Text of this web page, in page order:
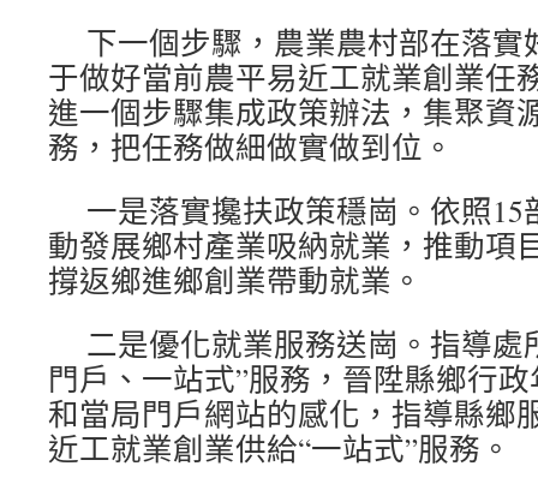
下一個步驟，農業農村部在落實
于做好當前農平易近工就業創業任
進一個步驟集成政策辦法，集聚資
務，把任務做細做實做到位。
一是落實攙扶政策穩崗。依照
動發展鄉村產業吸納就業，推動項
撐返鄉進鄉創業帶動就業。
二是優化就業服務送崗。指導處
門戶、一站式”服務，晉陞縣鄉行
和當局門戶網站的感化，指導縣鄉
近工就業創業供給“一站式”服務。